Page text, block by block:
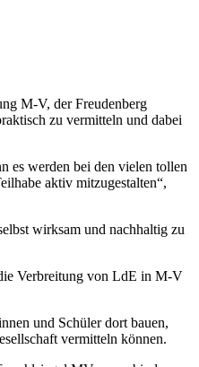
M-V, der Freudenberg
zu vermitteln und dabei
es werden bei den vielen tollen
aktiv mitzugestalten“,
wirksam und nachhaltig zu
Verbreitung von LdE in M-V
und Schüler dort bauen,
vermitteln können.